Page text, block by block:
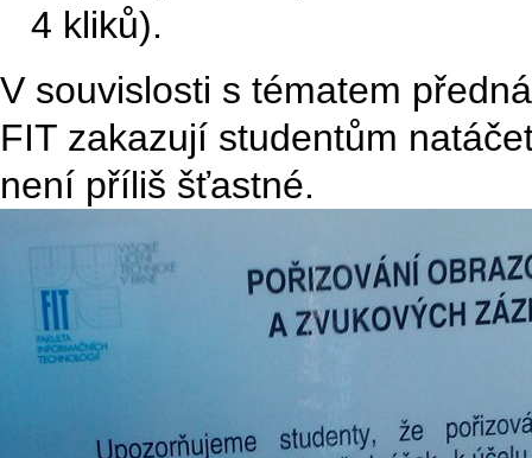
4 kliků).
V souvislosti s tématem
FIT zakazují studentům
není příliš šťastné.